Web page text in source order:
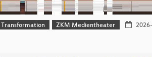
ZKM Medientheater